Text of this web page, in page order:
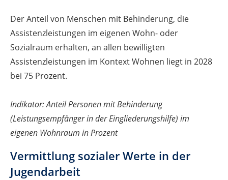
Der Anteil von Menschen mit Behinderung, die
Assistenzleistungen im eigenen Wohn- oder
Sozialraum erhalten, an allen bewilligten
Assistenzleistungen im Kontext Wohnen liegt in 2028
bei 75 Prozent.
Indikator: Anteil Personen mit Behinderung
(Leistungsempfänger in der Eingliederungshilfe) im
eigenen Wohnraum in Prozent
Vermittlung sozialer Werte in der
Jugendarbeit